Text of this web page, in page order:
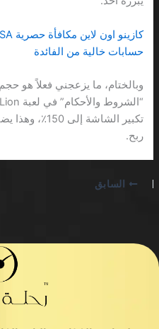
حسابات خالية من الفائدة
وبالختام، ما يزعجني فعلاً هو
تكبير الشاشة
ربح.
السابق